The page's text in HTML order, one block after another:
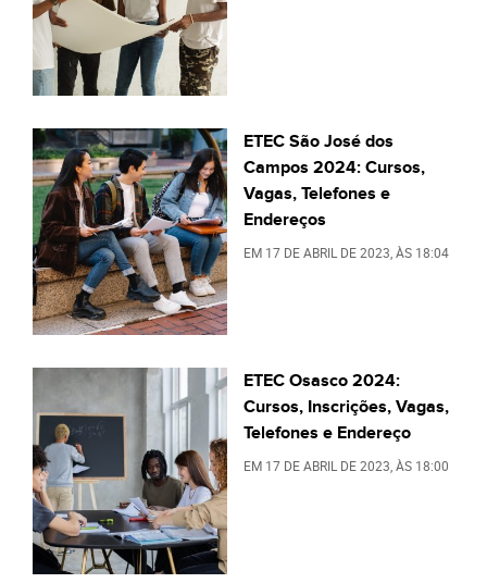
ETEC São José dos
Campos 2024: Cursos,
Vagas, Telefones e
Endereços
EM 17 DE ABRIL DE 2023 , ÀS 18:04
ETEC Osasco 2024:
Cursos, Inscrições, Vagas,
Telefones e Endereço
EM 17 DE ABRIL DE 2023 , ÀS 18:00